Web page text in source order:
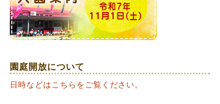
園庭開放について
日時などはこちらをご覧ください。